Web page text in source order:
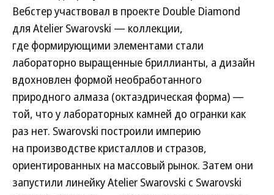
Вебстер участвовал в проекте Double Diamond
для Atelier Swarovski — коллекции,
где формирующими элементами стали
лабораторно выращенные бриллианты, а дизайн
вдохновлен формой необработанного
природного алмаза (октаэдрическая форма) —
той, что у лабораторных камней до огранки как
раз нет. Swarovski построили империю
на производстве кристаллов и стразов,
ориентированных на массовый рынок. Затем они
запустили линейку Atelier Swarovski с Swarovski